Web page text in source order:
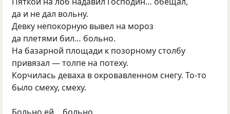
да и не дал вольну.
Девку непокорную вывел на мороз
да плетями бил… больно.
На базарной площади к позорному столбу
привязал — толпе на потеху.
Корчилась деваха в окровавленном снегу. То-то
было смеху, смеху.